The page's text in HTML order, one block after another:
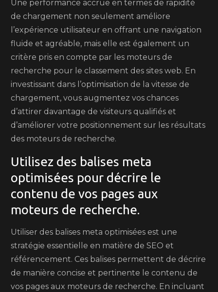
Une performance accrue en termes de rapidité
de chargement non seulement améliore
l’expérience utilisateur en offrant une navigation
fluide et agréable, mais elle est également un
critère pris en compte par les moteurs de
recherche pour le classement des sites web. En
investissant dans l’optimisation de la vitesse de
chargement, vous augmentez vos chances
d’attirer davantage de visiteurs qualifiés et
d’améliorer votre positionnement sur les résultats
des moteurs de recherche.
Utilisez des balises meta
optimisées pour décrire le
contenu de vos pages aux
moteurs de recherche.
Utiliser des balises meta optimisées est une
stratégie essentielle en matière de SEO et
référencement. Ces balises permettent de décrire
de manière concise et pertinente le contenu de
vos pages aux moteurs de recherche. En incluant